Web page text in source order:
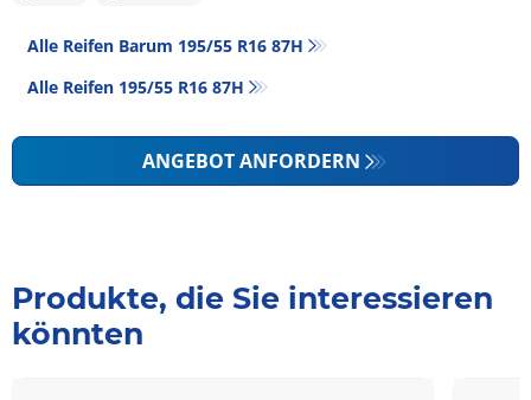
Alle Reifen Barum 195/55 R16 87H
Alle Reifen‎ 195/55 R16 87H
ANGEBOT ANFORDERN
Produkte, die Sie interessieren
könnten